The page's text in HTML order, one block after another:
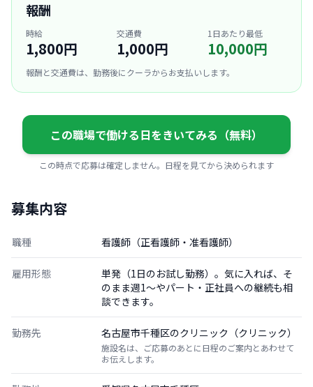
報酬
時給
1,800円
交通費
1,000円
1日あたり最低
10,000円
報酬と交通費は、勤務後にクーラからお支払いします。
この職場で働ける日をきいてみる（無料）
この時点で応募は確定しません。日程を見てから決められます
募集内容
職種 看護師（正看護師・准看護師）
雇用形態
単発（1日のお試し勤務）。気に入れば、そ
のまま週1〜やパート・正社員への継続も相
談できます。
勤務先 名古屋市千種区のクリニック（クリニック）
施設名は、ご応募のあとに日程のご案内とあわせて
お伝えします。